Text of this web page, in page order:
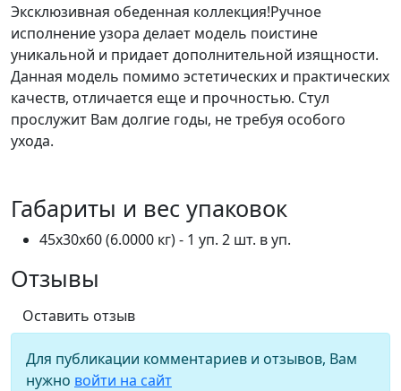
Эксклюзивная обеденная коллекция!Ручное
исполнение узора делает модель поистине
уникальной и придает дополнительной изящности.
Данная модель помимо эстетических и практических
качеств, отличается еще и прочностью. Стул
прослужит Вам долгие годы, не требуя особого
ухода.
Габариты и вес упаковок
45x30x60 (6.0000 кг) - 1 уп. 2 шт. в уп.
Отзывы
Оставить отзыв
Для публикации комментариев и отзывов, Вам
нужно войти на сайт